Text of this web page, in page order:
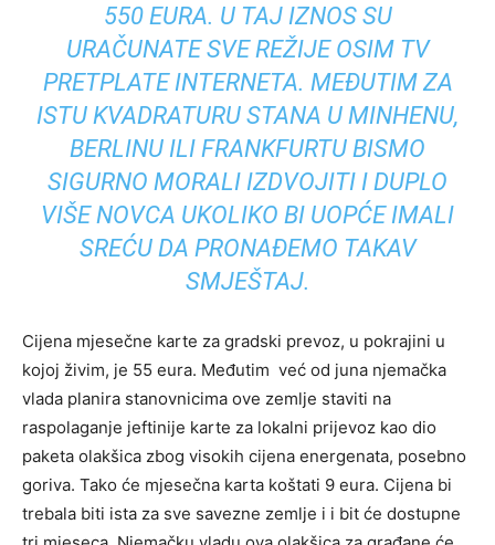
550 EURA. U TAJ IZNOS SU
URAČUNATE SVE REŽIJE OSIM TV
PRETPLATE INTERNETA. MEĐUTIM ZA
ISTU KVADRATURU STANA U MINHENU,
BERLINU ILI FRANKFURTU BISMO
SIGURNO MORALI IZDVOJITI I DUPLO
VIŠE NOVCA UKOLIKO BI UOPĆE IMALI
SREĆU DA PRONAĐEMO TAKAV
SMJEŠTAJ.
Cijena mjesečne karte za gradski prevoz, u pokrajini u
kojoj živim, je 55 eura. Međutim već od juna njemačka
vlada planira stanovnicima ove zemlje staviti na
raspolaganje jeftinije karte za lokalni prijevoz kao dio
paketa olakšica zbog visokih cijena energenata, posebno
goriva. Tako će mjesečna karta koštati 9 eura. Cijena bi
trebala biti ista za sve savezne zemlje i i bit će dostupne